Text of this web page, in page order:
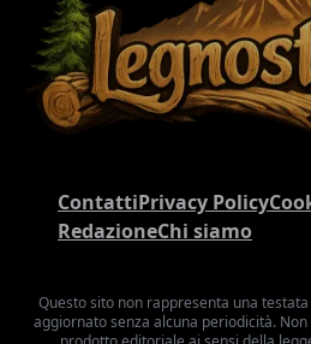
ContattiPrivacy Policy
RedazioneChi siamo
Questo sito non rappresenta una
aggiornato senza alcuna periodicità.